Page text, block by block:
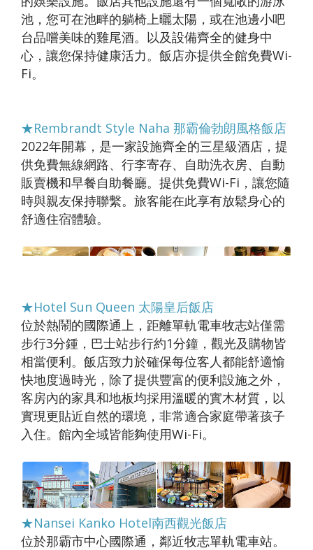
池，您可在池畔的躺椅上曬太陽，或在池邊小吧
台品嚐美味的雞尾酒。以及設備齊全的健身中
心，讓您保持健康活力。飯店亦提供全館免費Wi-
Fi。
★Rembrandt Style Naha 那霸倫勃朗風格飯店
2022年開幕，是一家設施齊全的三星級酒店，提
供免費無線網路、行李寄存、自助洗衣房、自動
販賣機和早餐自助餐廳。提供免費Wi-Fi，讓您隨
時與親友保持聯繫。旅客能在此享有放鬆身心的
舒適住宿體驗。
★Hotel Sun Queen 太陽皇后飯店
位於熱鬧的國際通上，距離單軌電車牧志站僅需
步行3分鍾，巴士站步行約1分鐘，觀光及購物皆
相當便利。飯店致力於確保每位客人都能舒適愉
快地度過時光，除了提供豐富的便利設施之外，
客房內的家具和地板均採用溫暖的實木材質，以
實現更貼近自然的環境，非常適合家庭帶著孩子
入住。館內全域皆能夠使用Wi-Fi。
★Nansei Kanko Hotel南西觀光飯店
位於那霸市中心國際通，鄰近牧志單軌電車站。